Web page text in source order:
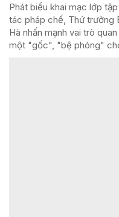
Phát biểu khai mạc lớp
tác pháp chế, Thứ trưởng
Hà nhấn mạnh vai trò
một "gốc", "bệ phóng"